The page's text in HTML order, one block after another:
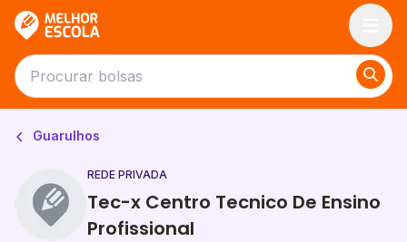
Guarulhos
REDE PRIVADA
Tec-x Centro Tecnico De Ensino
Profissional